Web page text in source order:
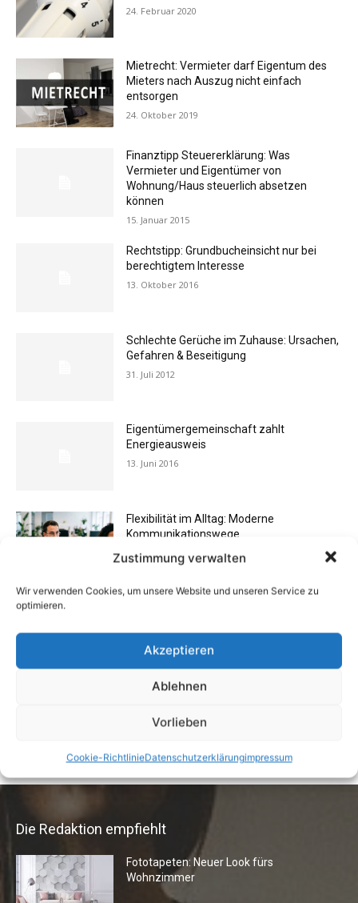
Zustimmung verwalten
Wir verwenden Cookies, um unsere Website und unseren Service zu
optimieren.
Akzeptieren
Ablehnen
Vorlieben
Cookie-RichtlinieDatenschutzerklärungimpressum
24. Februar 2020
Mietrecht: Vermieter darf Eigentum des
Mieters nach Auszug nicht einfach
entsorgen
24. Oktober 2019
Finanztipp Steuererklärung: Was
Vermieter und Eigentümer von
Wohnung/Haus steuerlich absetzen
können
15. Januar 2015
Rechtstipp: Grundbucheinsicht nur bei
berechtigtem Interesse
13. Oktober 2016
Schlechte Gerüche im Zuhause: Ursachen,
Gefahren & Beseitigung
31. Juli 2012
Eigentümergemeinschaft zahlt
Energieausweis
13. Juni 2016
Flexibilität im Alltag: Moderne
Kommunikationswege
7. Juli 2026
Die Redaktion empfiehlt
Fototapeten: Neuer Look fürs
Wohnzimmer